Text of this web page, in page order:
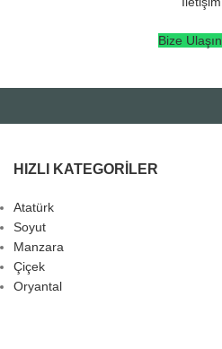
Bize Ulaşın
HIZLI KATEGORILER
Atatürk
Soyut
Manzara
Çiçek
Oryantal